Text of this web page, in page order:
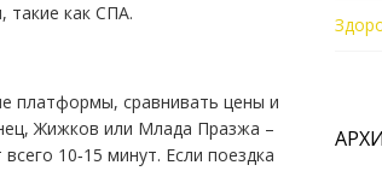
такие как СПА.
платформы, сравнивать цены и
Жижков или Млада Празжа –
10‑15 минут. Если поездка